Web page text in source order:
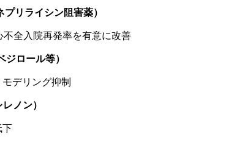
リライシン阻害薬）
全入院再発率を有意に改善
ロール等）
デリング抑制
ノン）
下